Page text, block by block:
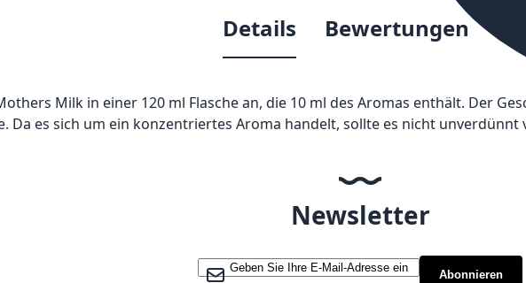
Details
Milk in einer 120 ml Flasche an, die 10 ml des Aromas enthält. Der
Da es sich um ein konzentriertes Aroma handelt, sollte es nicht unverdünnt
Bewertungen
Newsletter
Melden Sie sich für unseren Newsletter an:
Abonnieren